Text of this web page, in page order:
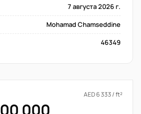
7 августа 2026 г.
Mohamad Chamseddine
46349
AED 6 333 / ft²
000